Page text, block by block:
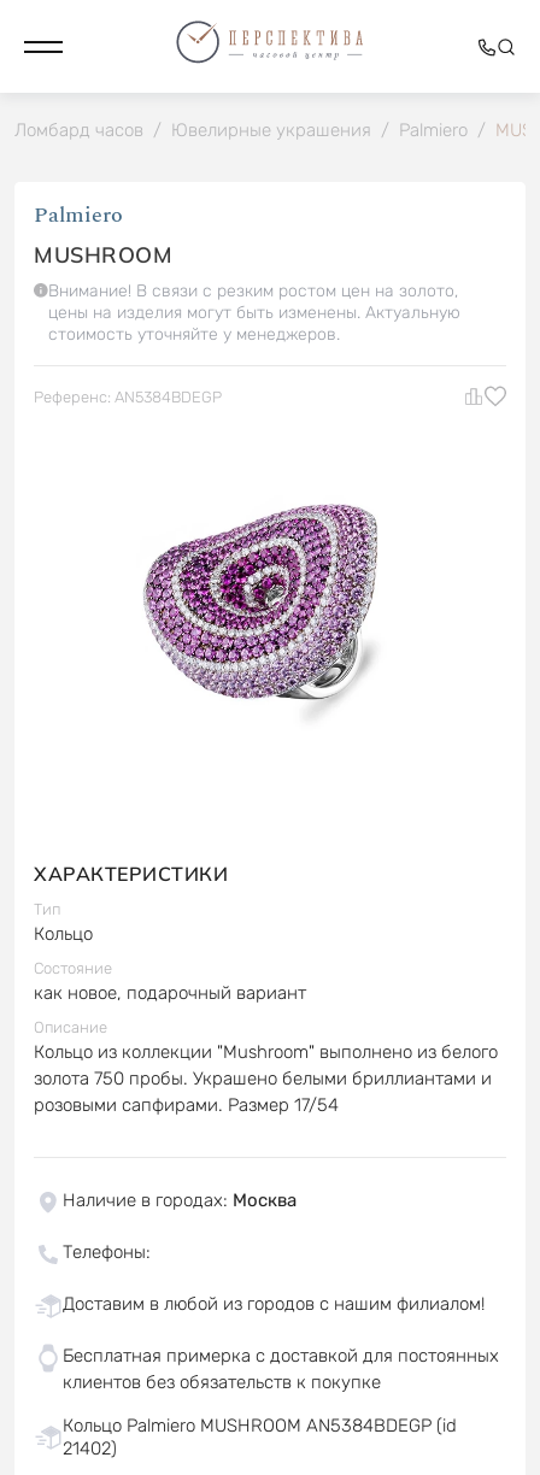
Ломбард часов / Ювелирные украшения / Palmiero /
Palmiero
MUSHROOM
Внимание! В связи с резким ростом цен на золото,
цены на изделия могут быть изменены. Актуальную
стоимость уточняйте у менеджеров.
Референс: AN5384BDEGP
ХАРАКТЕРИСТИКИ
Тип
Кольцо
Состояние
как новое, подарочный вариант
Описание
Кольцо из коллекции "Mushroom" выполнено из белого
золота 750 пробы. Украшено белыми бриллиантами и
розовыми сапфирами. Размер 17/54
Наличие в городах: Москва
Телефоны:
Доставим в любой из городов с нашим филиалом!
Бесплатная примерка с доставкой для постоянных
клиентов без обязательств к покупке
Кольцо Palmiero MUSHROOM AN5384BDEGP (id
21402)